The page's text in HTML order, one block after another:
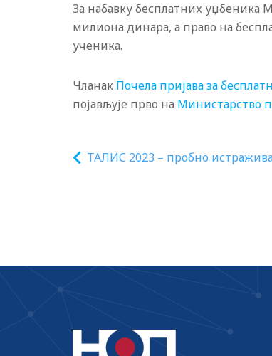
За набавку бесплатних уџбеника
милиона динара, а право на
ученика.
Чланак Почела пријава за
појављује прво на Министарство
ТАЛИС 2023 – пробно